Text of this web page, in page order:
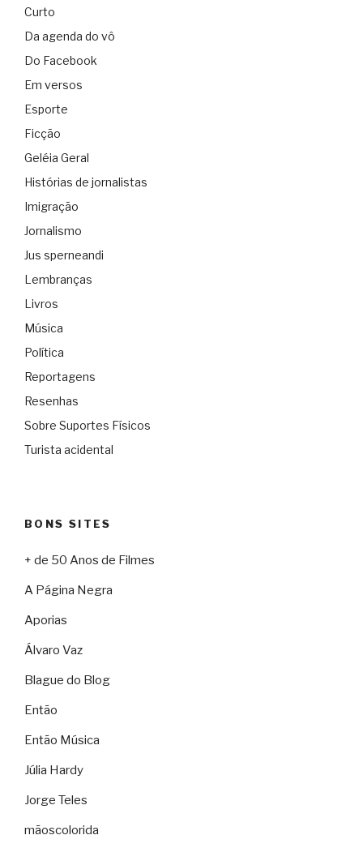
Curto
Da agenda do vô
Do Facebook
Em versos
Esporte
Ficção
Geléia Geral
Histórias de jornalistas
Imigração
Jornalismo
Jus sperneandi
Lembranças
Livros
Música
Política
Reportagens
Resenhas
Sobre Suportes Físicos
Turista acidental
BONS SITES
+ de 50 Anos de Filmes
A Página Negra
Aporias
Álvaro Vaz
Blague do Blog
Então
Então Música
Júlia Hardy
Jorge Teles
mãoscolorida